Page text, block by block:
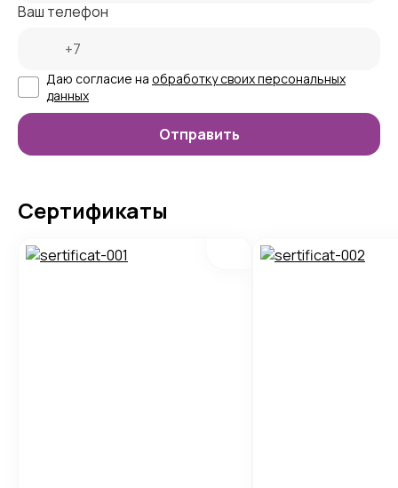
Ваш телефон
Даю согласие на обработку своих персональных
данных
Сертификаты